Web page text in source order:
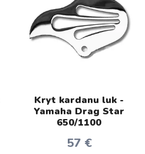
Kryt kardanu luk -
Yamaha Drag Star
650/1100
57 €